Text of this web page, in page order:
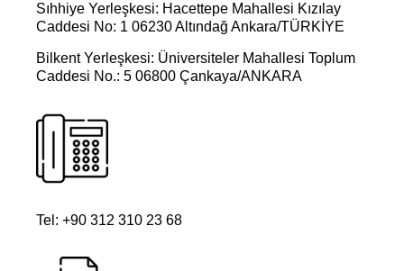
Sıhhiye Yerleşkesi: Hacettepe Mahallesi Kızılay
Caddesi No: 1 06230 Altındağ Ankara/TÜRKİYE
Bilkent Yerleşkesi: Üniversiteler Mahallesi Toplum
Caddesi No.: 5 06800 Çankaya/ANKARA
Tel: +90 312 310 23 68